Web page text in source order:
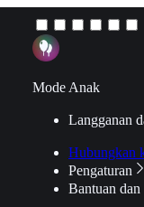
Mode Anak
Langganan
Hubungkan
Pengaturan
Bantuan